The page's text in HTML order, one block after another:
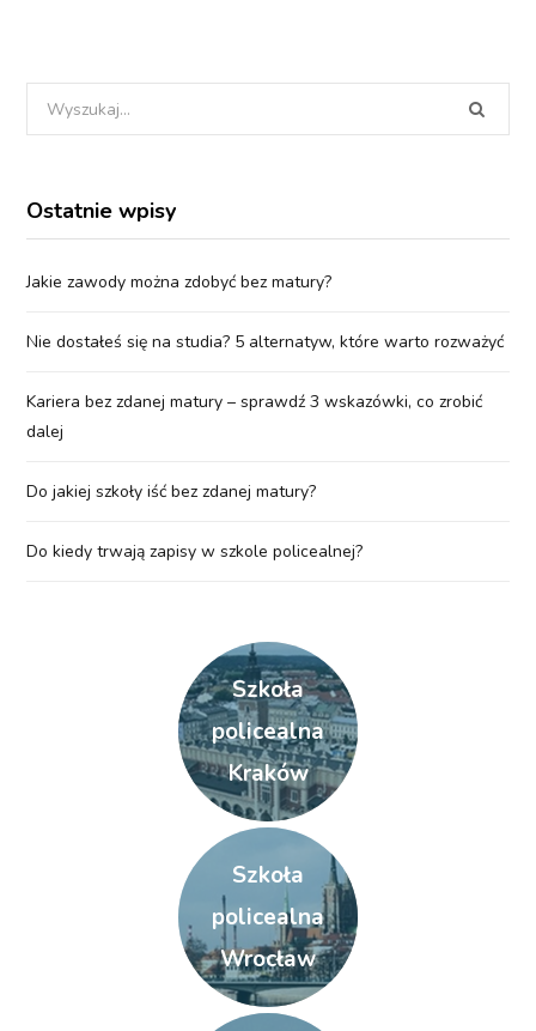
Ostatnie wpisy
Jakie zawody można zdobyć bez matury?
Nie dostałeś się na studia? 5 alternatyw, które warto rozważyć
Kariera bez zdanej matury – sprawdź 3 wskazówki, co zrobić
dalej
Do jakiej szkoły iść bez zdanej matury?
Do kiedy trwają zapisy w szkole policealnej?
Szkoła
policealna
Kraków
Szkoła
policealna
Wrocław